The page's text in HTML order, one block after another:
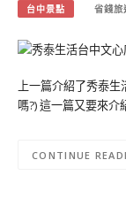
台中景點 省錢旅
上一篇介紹了秀泰
嗎?) 這一篇又要來
CONTINUE